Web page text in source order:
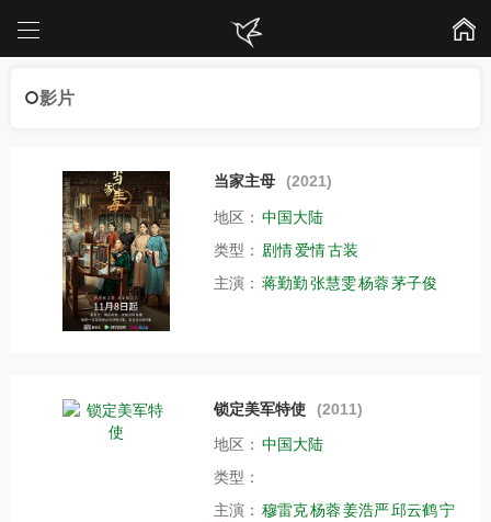
影片
当家主母 (2021)
地区： 中国大陆
类型： 剧情爱情古装
主演： 蒋勤勤张慧雯杨蓉茅子俊
锁定美军特使 (2011)
地区： 中国大陆
类型：
主演： 穆雷克杨蓉姜浩严邱云鹤宁